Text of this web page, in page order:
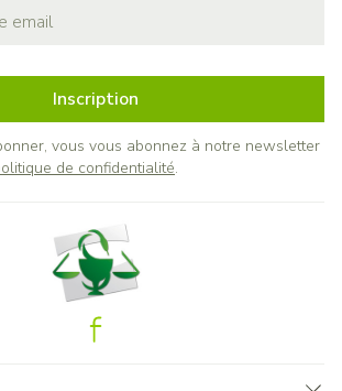
Inscription
vous vous abonnez à notre newsletter
de confidentialité.